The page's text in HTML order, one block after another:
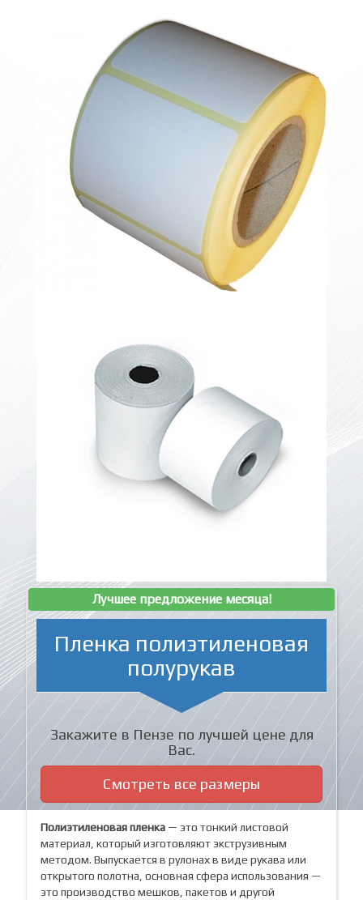
Лучшее предложение месяца!
Пленка полиэтиленовая
полурукав
Закажите в Пензе по лучшей цене для
Вас.
Смотреть все размеры
Полиэтиленовая пленка — это тонкий листовой
материал, который изготовляют экструзивным
методом. Выпускается в рулонах в виде рукава или
открытого полотна, основная сфера использования —
это производство мешков, пакетов и другой